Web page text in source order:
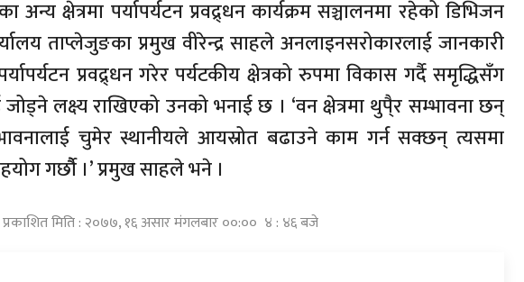
अन्य क्षेत्रमा पर्यापर्यटन प्रवद्र्धन कार्यक्रम सञ्चालनमा रहेको डिभिजन
ताप्लेजुङका प्रमुख वीरेन्द्र साहले अनलाइनसरोकारलाई जानकारी
प्रवद्र्धन गरेर पर्यटकीय क्षेत्रको रुपमा विकास गर्दै समृद्धिसँग
लक्ष्य राखिएको उनको भनाई छ । ‘वन क्षेत्रमा थुपै्र सम्भावना छन्
चुमेर स्थानीयले आयस्रोत बढाउने काम गर्न सक्छन् त्यसमा
गर्छौै ।’ प्रमुख साहले भने ।
प्रकाशित मिति : २०७७, १६ असार मंगलबार ००:०० ४ : ४६ बजे